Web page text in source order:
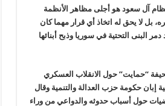
آل سعود هو أجلى مظاهر الأنظمة
بل لا يحق له اتخاذ أي قرار مهما كان
التحتية في سوريا وذبح أبنائها
“حمايت” حول الانقلاب العسكري
حكومة حزب العدالة والتنمية وقال
حول أسباب حدوثه والدواعي من وراء